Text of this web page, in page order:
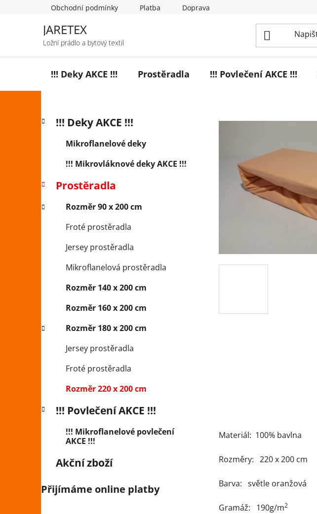
Obchodní podmínky Platba Doprava
JARETEX
Ložní prádlo a bytový textil
!!! Deky AKCE !!! Prostěradla !!! Povlečení AKCE !!!
P
a
n
kategorie
K
a
r
e
!!! Deky AKCE !!!
Mikroflanelové deky
!!! Mikrovláknové deky AKCE !!!
Prostěradla
Rozměr 90 x 200 cm
Froté prostěradla
Jersey prostěradla
Mikroflanelová prostěradla
Rozměr 140 x 200 cm
Rozměr 160 x 200 cm
Rozměr 180 x 200 cm
Jersey prostěradla
Froté prostěradla
Rozměr 220 x 200 cm
!!! Povlečení AKCE !!!
!!! Mikroflanelové povlečení
AKCE !!!
Akční zboží
Přijímáme online platby
Materiál: 100% bavlna
Rozměry: 220 x 200 cm
Barva: světle oranžová
Gramáž: 190g/m2